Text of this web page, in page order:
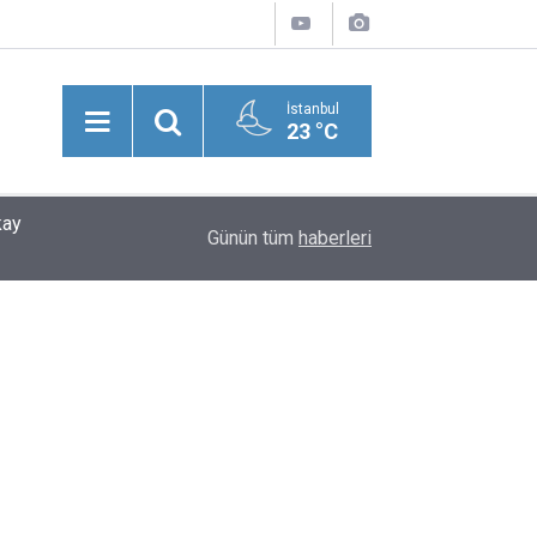
İstanbul
23 °C
Şevket Bülend Yahnici Yazdı: Bir Zamanlar Söz
Günün tüm haberleri